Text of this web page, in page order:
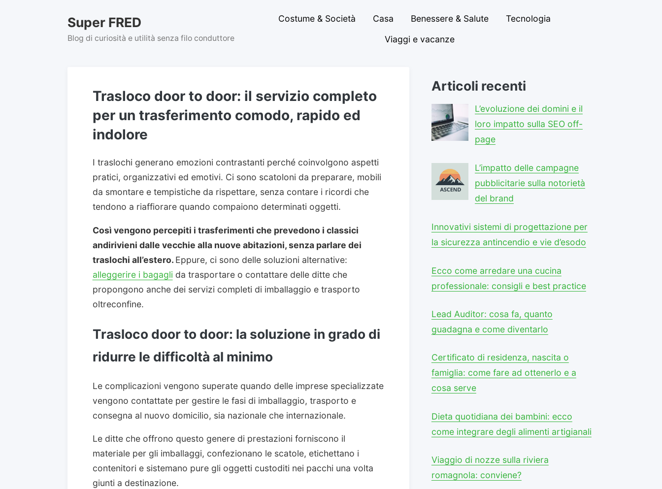
content
Super FRED
Blog di curiosità e utilità senza filo conduttore
Costume & Società Casa Benessere & Salute
Tecnologia
Viaggi e vacanze
Trasloco door to door: il servizio completo
per un trasferimento comodo, rapido ed
indolore
I traslochi generano emozioni contrastanti perché coinvolgono aspetti
pratici, organizzativi ed emotivi. Ci sono scatoloni da preparare, mobili
da smontare e tempistiche da rispettare, senza contare i ricordi che
tendono a riaffiorare quando compaiono determinati oggetti.
Così vengono percepiti i trasferimenti che prevedono i classici
andirivieni dalle vecchie alla nuove abitazioni, senza parlare dei
traslochi all’estero. Eppure, ci sono delle soluzioni alternative:
alleggerire i bagagli da trasportare o contattare delle ditte che
propongono anche dei servizi completi di imballaggio e trasporto
oltreconfine.
Trasloco door to door: la soluzione in grado di
ridurre le difficoltà al minimo
Le complicazioni vengono superate quando delle imprese specializzate
vengono contattate per gestire le fasi di imballaggio, trasporto e
consegna al nuovo domicilio, sia nazionale che internazionale.
Le ditte che offrono questo genere di prestazioni forniscono il
materiale per gli imballaggi, confezionano le scatole, etichettano i
contenitori e sistemano pure gli oggetti custoditi nei pacchi una volta
giunti a destinazione.
Articoli recenti
L’evoluzione dei domini e il
loro impatto sulla SEO off-
page
L’impatto delle campagne
pubblicitarie sulla notorietà
del brand
Innovativi sistemi di progettazione per
la sicurezza antincendio e vie d’esodo
Ecco come arredare una cucina
professionale: consigli e best practice
Lead Auditor: cosa fa, quanto
guadagna e come diventarlo
Certificato di residenza, nascita o
famiglia: come fare ad ottenerlo e a
cosa serve
Dieta quotidiana dei bambini: ecco
come integrare degli alimenti artigianali
Viaggio di nozze sulla riviera
romagnola: conviene?